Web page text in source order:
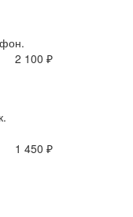
2 100 ₽
1 450 ₽